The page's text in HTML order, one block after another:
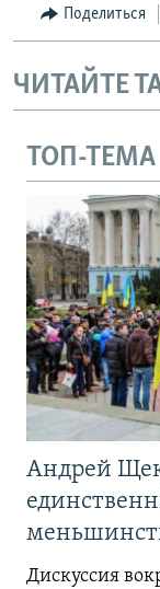
Поделиться
ЧИТАЙТЕ
ТОП-ТЕМА
Андрей
Дискуссия